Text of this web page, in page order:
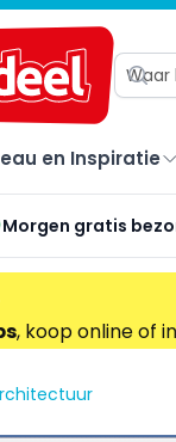
en Inspiratie
Morgen gratis
, koop online of